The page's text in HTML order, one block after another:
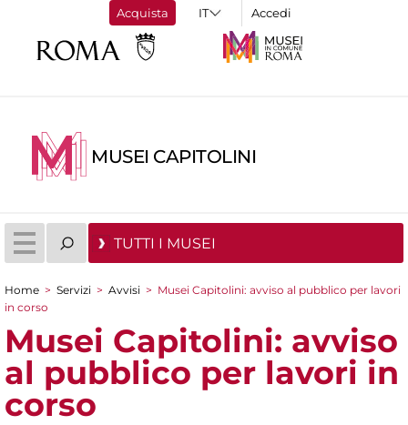
Acquista Accedi
MUSEI CAPITOLINI
TUTTI I MUSEI
Tu sei qui
Home > Servizi > Avvisi > Musei Capitolini: avviso al pubblico per lavori
in corso
Musei Capitolini: avviso
al pubblico per lavori in
corso